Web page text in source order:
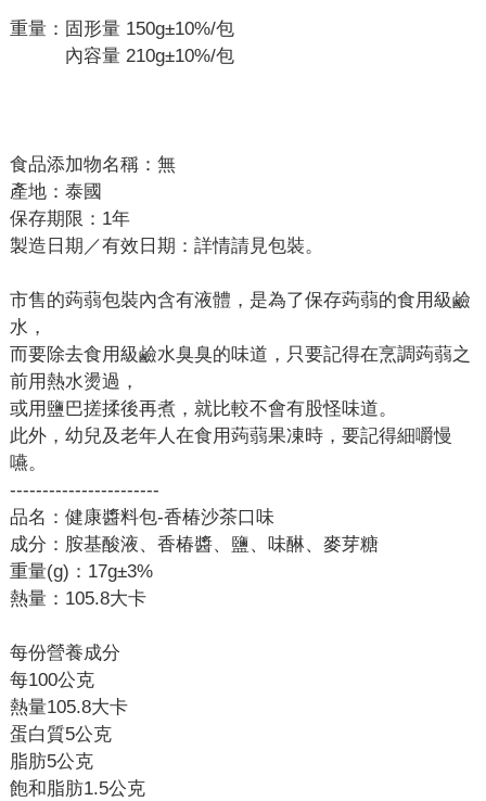
重量：固形量 150g±10%/包
內容量 210g±10%/包
食品添加物名稱：無
產地：泰國
保存期限：1年
製造日期／有效日期：詳情請見包裝。
市售的蒟蒻包裝內含有液體，是為了保存蒟蒻的食用級鹼
水，
而要除去食用級鹼水臭臭的味道，只要記得在烹調蒟蒻之
前用熱水燙過，
或用鹽巴搓揉後再煮，就比較不會有股怪味道。
此外，幼兒及老年人在食用蒟蒻果凍時，要記得細嚼慢
嚥。
-----------------------
品名：健康醬料包-香椿沙茶口味
成分：胺基酸液、香椿醬、鹽、味醂、麥芽糖
重量(g)：17g±3%
熱量：105.8大卡
每份營養成分
每100公克
熱量105.8大卡
蛋白質5公克
脂肪5公克
飽和脂肪1.5公克